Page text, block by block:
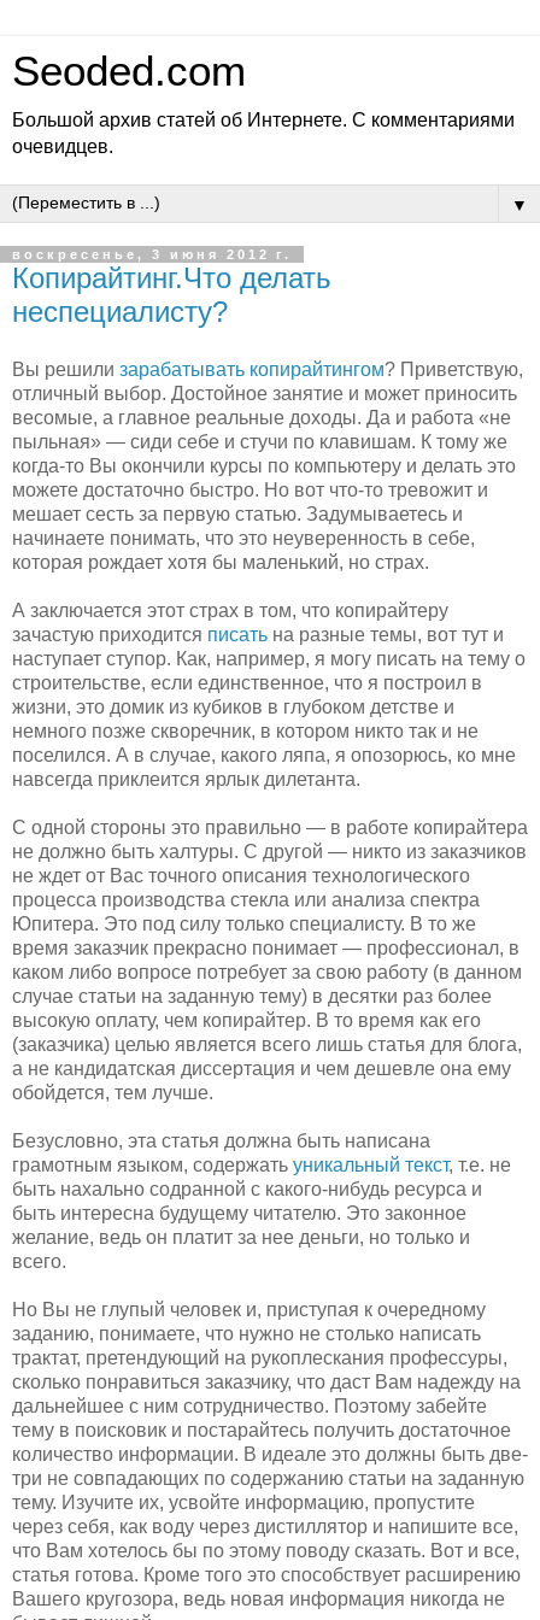
Seoded.com
Большой архив статей об Интернете. С комментариями
очевидцев.
▼
воскресенье, 3 июня 2012 г.
Копирайтинг.Что делать
неспециалисту?
Вы решили зарабатывать копирайтингом? Приветствую,
отличный выбор. Достойное занятие и может приносить
весомые, а главное реальные доходы. Да и работа «не
пыльная» — сиди себе и стучи по клавишам. К тому же
когда-то Вы окончили курсы по компьютеру и делать это
можете достаточно быстро. Но вот что-то тревожит и
мешает сесть за первую статью. Задумываетесь и
начинаете понимать, что это неуверенность в себе,
которая рождает хотя бы маленький, но страх.
А заключается этот страх в том, что копирайтеру
зачастую приходится писать на разные темы, вот тут и
наступает ступор. Как, например, я могу писать на тему о
строительстве, если единственное, что я построил в
жизни, это домик из кубиков в глубоком детстве и
немного позже скворечник, в котором никто так и не
поселился. А в случае, какого ляпа, я опозорюсь, ко мне
навсегда приклеится ярлык дилетанта.
С одной стороны это правильно — в работе копирайтера
не должно быть халтуры. С другой — никто из заказчиков
не ждет от Вас точного описания технологического
процесса производства стекла или анализа спектра
Юпитера. Это под силу только специалисту. В то же
время заказчик прекрасно понимает — профессионал, в
каком либо вопросе потребует за свою работу (в данном
случае статьи на заданную тему) в десятки раз более
высокую оплату, чем копирайтер. В то время как его
(заказчика) целью является всего лишь статья для блога,
а не кандидатская диссертация и чем дешевле она ему
обойдется, тем лучше.
Безусловно, эта статья должна быть написана
грамотным языком, содержать уникальный текст, т.е. не
быть нахально содранной с какого-нибудь ресурса и
быть интересна будущему читателю. Это законное
желание, ведь он платит за нее деньги, но только и
всего.
Но Вы не глупый человек и, приступая к очередному
заданию, понимаете, что нужно не столько написать
трактат, претендующий на рукоплескания профессуры,
сколько понравиться заказчику, что даст Вам надежду на
дальнейшее с ним сотрудничество. Поэтому забейте
тему в поисковик и постарайтесь получить достаточное
количество информации. В идеале это должны быть две-
три не совпадающих по содержанию статьи на заданную
тему. Изучите их, усвойте информацию, пропустите
через себя, как воду через дистиллятор и напишите все,
что Вам хотелось бы по этому поводу сказать. Вот и все,
статья готова. Кроме того это способствует расширению
Вашего кругозора, ведь новая информация никогда не